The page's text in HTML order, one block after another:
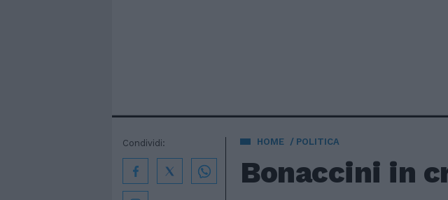
HOME POLITICA
Bonaccini in
Condividi: